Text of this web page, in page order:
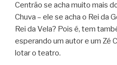
Centrão se acha muito mais
Chuva – ele se acha o Rei da
Rei da Vela? Pois é, tem
esperando um autor e um Zé
lotar o teatro.